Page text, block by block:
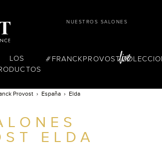
NUESTROS SALONES
LOS
FRANCKPROVOST
Provost España Elda
ELDA